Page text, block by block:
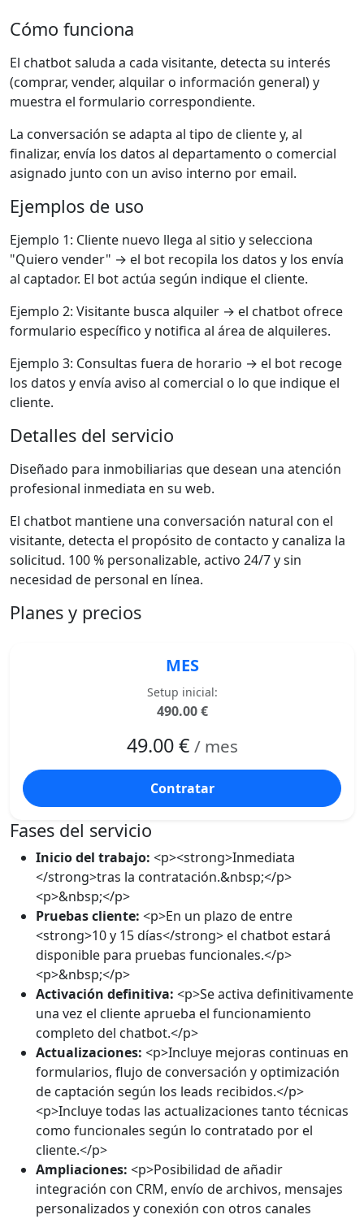
Cómo funciona
El chatbot saluda a cada visitante, detecta su interés
(comprar, vender, alquilar o información general) y
muestra el formulario correspondiente.
La conversación se adapta al tipo de cliente y, al
finalizar, envía los datos al departamento o comercial
asignado junto con un aviso interno por email.
Ejemplos de uso
Ejemplo 1: Cliente nuevo llega al sitio y selecciona
"Quiero vender" → el bot recopila los datos y los envía
al captador. El bot actúa según indique el cliente.
Ejemplo 2: Visitante busca alquiler → el chatbot ofrece
formulario específico y notifica al área de alquileres.
Ejemplo 3: Consultas fuera de horario → el bot recoge
los datos y envía aviso al comercial o lo que indique el
cliente.
Detalles del servicio
Diseñado para inmobiliarias que desean una atención
profesional inmediata en su web.
El chatbot mantiene una conversación natural con el
visitante, detecta el propósito de contacto y canaliza la
solicitud. 100 % personalizable, activo 24/7 y sin
necesidad de personal en línea.
Planes y precios
MES
Setup inicial:
490.00 €
49.00 € / mes
Contratar
Fases del servicio
Inicio del trabajo: <p><strong>Inmediata
</strong>tras la contratación.&nbsp;</p>
<p>&nbsp;</p>
Pruebas cliente: <p>En un plazo de entre
<strong>10 y 15 días</strong> el chatbot estará
disponible para pruebas funcionales.</p>
<p>&nbsp;</p>
Activación definitiva: <p>Se activa definitivamente
una vez el cliente aprueba el funcionamiento
completo del chatbot.</p>
Actualizaciones: <p>Incluye mejoras continuas en
formularios, flujo de conversación y optimización
de captación según los leads recibidos.</p>
<p>Incluye todas las actualizaciones tanto técnicas
como funcionales según lo contratado por el
cliente.</p>
Ampliaciones: <p>Posibilidad de añadir
integración con CRM, envío de archivos, mensajes
personalizados y conexión con otros canales